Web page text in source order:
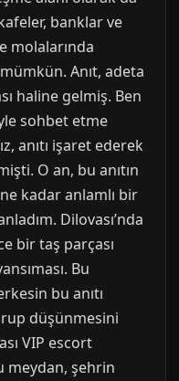
banklar ve
molalarında
Anıt, adeta
haline gelmiş. Ben
sohbet etme
anıtı işaret ederek
O an, bu anıtın
kadar anlamlı bir
Dilovası’nda
bir taş parçası
Bu
bu anıtı
düşünmesini
VIP escort
meydan, şehrin